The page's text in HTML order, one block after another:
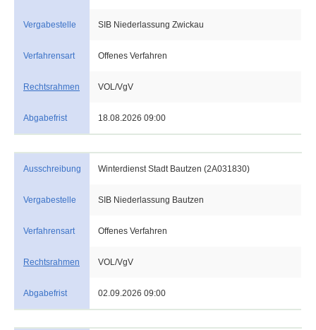
Vergabestelle SIB Niederlassung Zwickau
Verfahrensart Offenes Verfahren
Rechtsrahmen VOL/VgV
Abgabefrist 18.08.2026 09:00
Ausschreibung Winterdienst Stadt Bautzen (2A031830)
Vergabestelle SIB Niederlassung Bautzen
Verfahrensart Offenes Verfahren
Rechtsrahmen VOL/VgV
Abgabefrist 02.09.2026 09:00